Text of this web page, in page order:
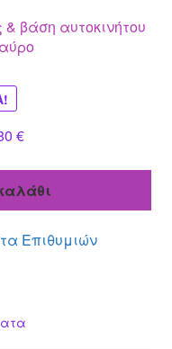
βάση αυτοκινήτου
€.
€Η
είναι:
Επιθυμιών